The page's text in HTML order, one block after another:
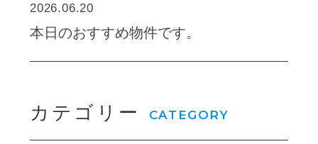
2026.06.20
本日のおすすめ物件です。
カテゴリー CATEGORY